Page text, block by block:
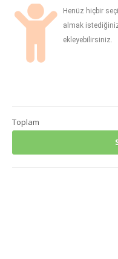
Henüz hiçbir
almak
ekleyebilirsiniz.
Toplam